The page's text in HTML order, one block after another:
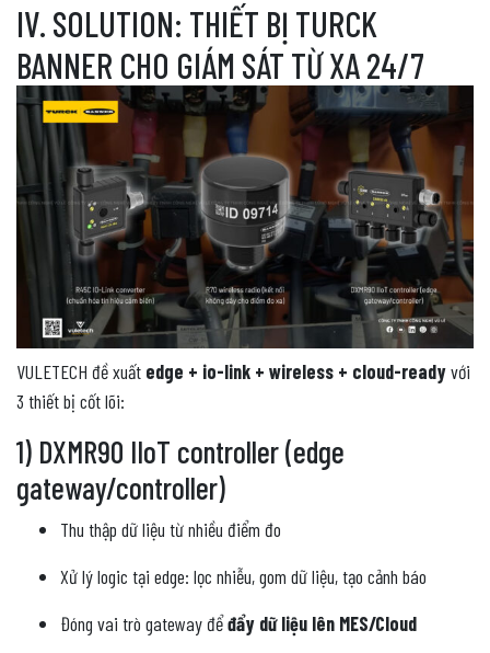
IV. SOLUTION: THIẾT BỊ TURCK
BANNER CHO GIÁM SÁT TỪ XA 24/7
VULETECH đề xuất edge + io-link + wireless + cloud-readyvới
3 thiết bị cốt lõi:
1) DXMR90 IIoT controller (edge
gateway/controller)
Thu thập dữ liệu từ nhiều điểm đo
Xử lý logic tại edge: lọc nhiễu, gom dữ liệu, tạo cảnh báo
Đóng vai trò gateway đểđẩy dữ liệu lên MES/Cloud